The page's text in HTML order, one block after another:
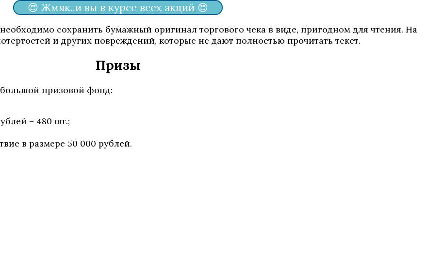
😍 Жмяк..и вы в курсе всех акций 😍
сохранить бумажный оригинал торгового чека в виде, пригодном для чтения. На
и других повреждений, которые не дают полностью прочитать текст.
Призы
призовой фонд:
– 480 шт.;
в размере 50 000 рублей.